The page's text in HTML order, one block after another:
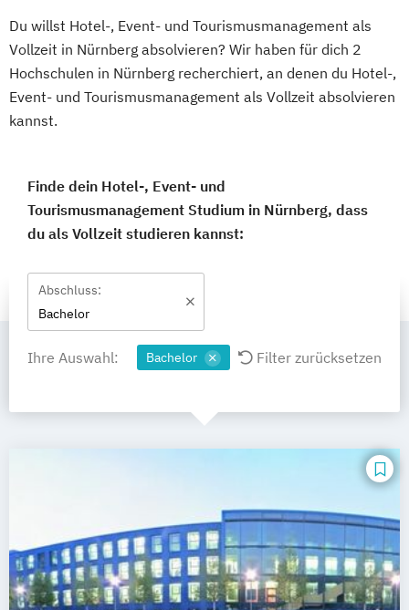
Du willst Hotel-, Event- und Tourismusmanagement als
Vollzeit in Nürnberg absolvieren? Wir haben für dich 2
Hochschulen in Nürnberg recherchiert, an denen du Hotel-,
Event- und Tourismusmanagement als Vollzeit absolvieren
kannst.
Finde dein Hotel-, Event- und
Tourismusmanagement Studium in Nürnberg, dass
du als Vollzeit studieren kannst:
Abschluss:
Bachelor
Ihre Auswahl: Bachelor Filter zurücksetzen